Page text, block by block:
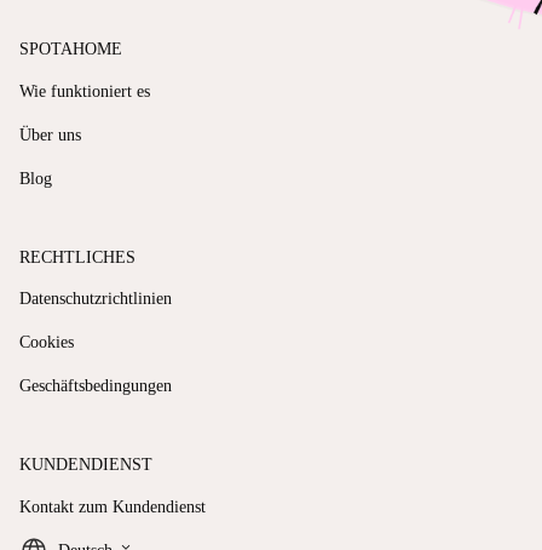
SPOTAHOME
Wie funktioniert es
Über uns
Blog
RECHTLICHES
Datenschutzrichtlinien
Cookies
Geschäftsbedingungen
KUNDENDIENST
Kontakt zum Kundendienst